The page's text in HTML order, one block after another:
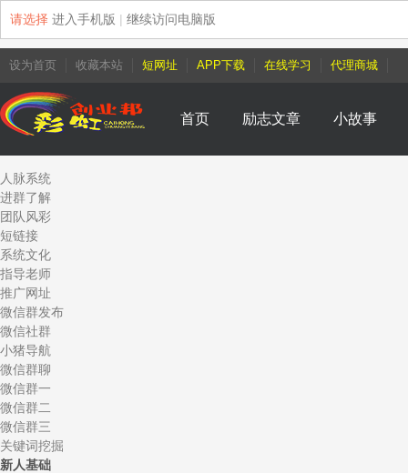
请选择 进入手机版 | 继续访问电脑版
设为首页 收藏本站 短网址 APP下载 在线学习 代理商城
首页 励志文章 小故事
人脉系统
进群了解
团队风彩
短链接
系统文化
指导老师
推广网址
微信群发布
微信社群
小猪导航
微信群聊
微信群一
微信群二
微信群三
关键词挖掘
新人基础